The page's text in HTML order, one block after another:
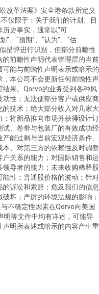
改革法案》安全港条款所定义
仅限于：关于我们的计划、目
史事实，通常以“可
” “预期” “认为” “估
措辞进行识别，但部分前瞻性
前瞻性声明代表管理层的当前
能与前瞻性声明表示或暗示的
本公司不会更新任何前瞻性声
果。 Qorvo的业务受到各种风
性；无法使部分客户或供应商
技术；绝大部分收入对几家大
将新品推向市场并获得设计订
、卷带与包装厂的有效成功经
能过剩与当前宏观经济条件、
、对第三方的依赖性及时调整
关系的能力；对国际销售和运
导者的能力；未来收购稀释股
性；普通股价格的波动；针对
诉讼和索赔；危及我们的信息
坏；严厉的环境法规的影响；
不确定性因素在Qorvo向美国
明等文件中均有详述，可能导
明所表述或暗示的内容产生重